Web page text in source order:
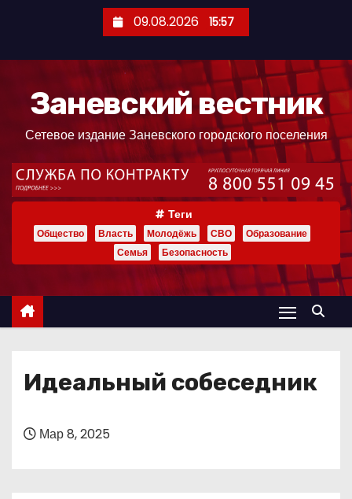
ж
09.08.2026 15:57
Заневский вестник
Сетевое издание Заневского городского поселения
Теги
Общество Власть Молодёжь СВО
Образование
Семья
Безопасность
Идеальный собеседник
Мар 8, 2025